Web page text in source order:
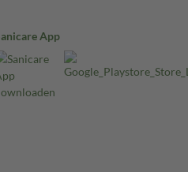
App